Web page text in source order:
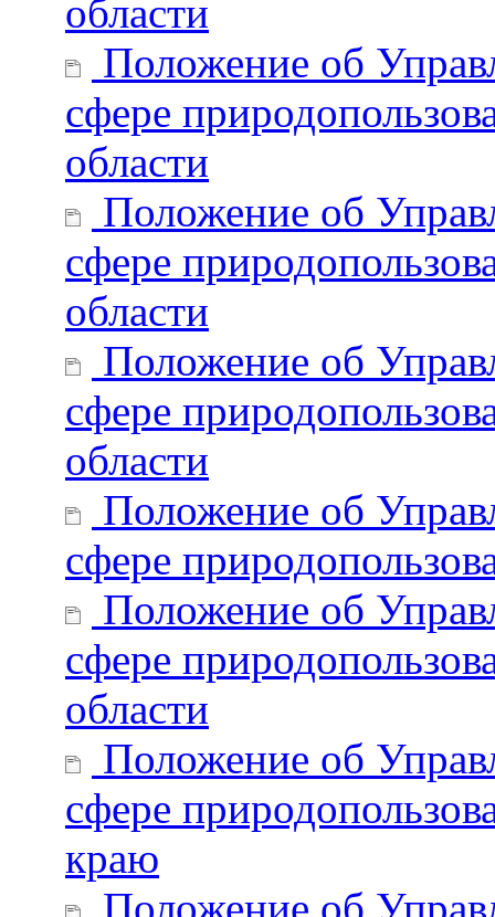
области
Положение об
сфере
области
Положение об
сфере
области
Положение об
сфере
области
Положение об
сфере
Положение об
сфере
области
Положение об
сфере
краю
Положение об